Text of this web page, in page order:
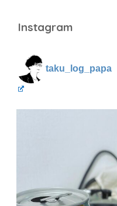
Instagram
taku_log_papa